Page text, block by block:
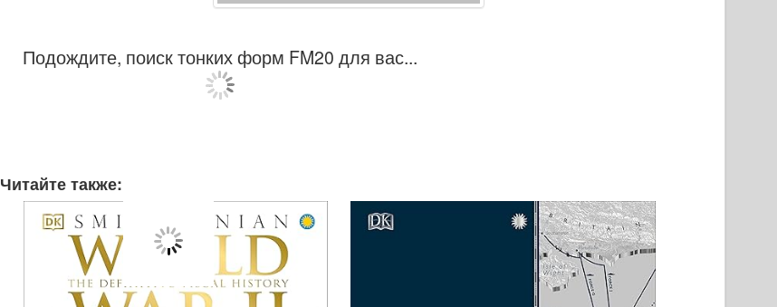
Подождите, поиск тонких форм FM20 для вас...
Читайте также: